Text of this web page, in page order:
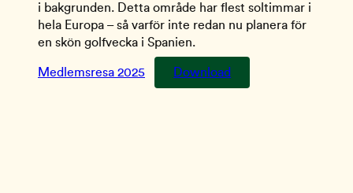
i bakgrunden. Detta område har flest soltimmar i
hela Europa – så varför inte redan nu planera för
en skön golfvecka i Spanien.
Medlemsresa 2025 Download